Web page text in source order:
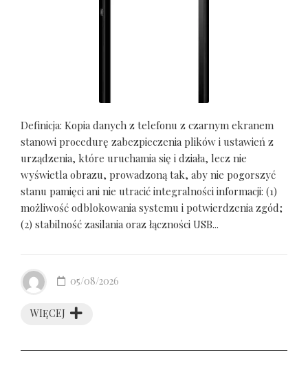
Definicja: Kopia danych z telefonu z czarnym ekranem
stanowi procedurę zabezpieczenia plików i ustawień z
urządzenia, które uruchamia się i działa, lecz nie
wyświetla obrazu, prowadzoną tak, aby nie pogorszyć
stanu pamięci ani nie utracić integralności informacji: (1)
możliwość odblokowania systemu i potwierdzenia zgód;
(2) stabilność zasilania oraz łączności USB...
WIĘCEJ
05/08/2026